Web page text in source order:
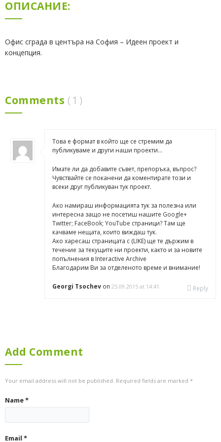
ОПИСАНИЕ:
Офис сграда в центъра на София – Идеен проект и
концепция.
Comments ( 1)
Това е формат в който ще се стремим да
публикуваме и други наши проекти…
Имате ли да добавите съвет, препоръка, въпрос?
Чувствайте се поканени да коментирате този и
всеки друг публикуван тук проект.
Ако намираш информацията тук за полезна или
интересна защо не посетиш нашите Google+
Twitter; FaceBook; YouTube страници? Там ще
качваме нещата, които виждаш тук.
Ако харесаш страницата с (LIKE) ще те държим в
течение за текущите ни проекти, както и за новите
попълнения в Interactive Archive
Благодарим Ви за отделеното време и внимание!
Georgi Tsochevon 25.09.2015 at 14:41 Reply
Add Comment
Your email address will not be published. Required fields are marked *
Name*
Email *
проекти
вдъхновения
(2)
(2)
Видео
(21)
проекти
архитектурни
вдъхновения
технологични
вдъхновения
Видео
(10)